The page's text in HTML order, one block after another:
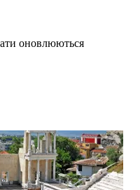
оновлюються